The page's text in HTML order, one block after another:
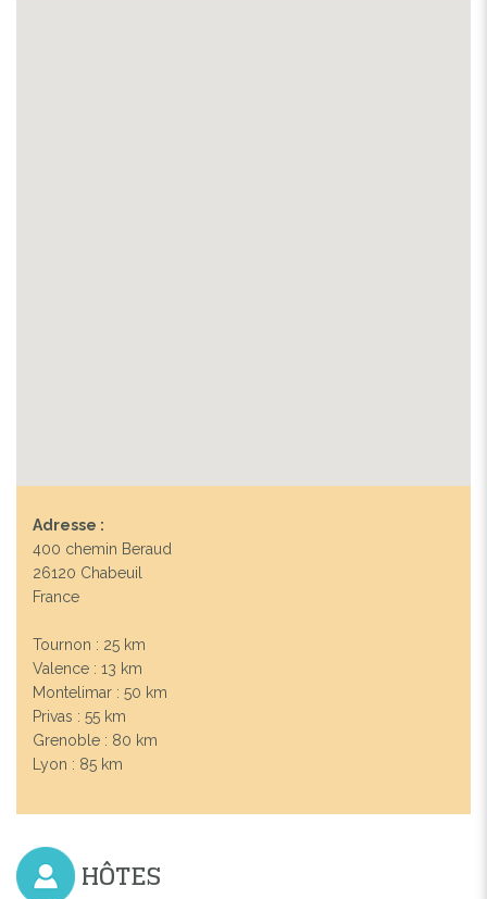
Previous
Adresse :
400 chemin Beraud
26120 Chabeuil
France
Tournon : 25 km
Valence : 13 km
Montelimar : 50 km
Privas : 55 km
Grenoble : 80 km
Lyon : 85 km
HÔTES